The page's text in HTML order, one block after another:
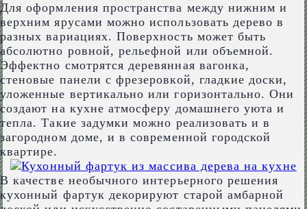
Для оформления пространства между нижним и
верхним ярусами можно использовать дерево в
разных вариациях. Поверхность может быть
абсолютно ровной, рельефной или объемной.
Эффектно смотрятся деревянная вагонка,
стеновые панели с фрезеровкой, гладкие доски,
уложенные вертикально или горизонтально. Они
создают на кухне атмосферу домашнего уюта и
тепла. Такие задумки можно реализовать и в
загородном доме, и в современной городской
квартире.
В качестве необычного интерьерного решения
кухонный фартук декорируют старой амбарной